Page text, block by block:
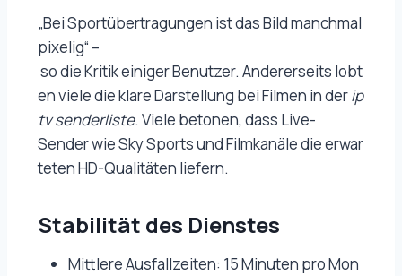
„Bei Sportübertragungen ist das Bild manchmal
pixelig“ –
so die Kritik einiger Benutzer. Andererseits lobt
en viele die klare Darstellung bei Filmen in derip
tv senderliste. Viele betonen, dass Live-
Sender wie Sky Sports und Filmkanäle die erwar
teten HD-Qualitäten liefern.
Stabilität des Dienstes
Mittlere Ausfallzeiten: 15 Minuten pro Mon